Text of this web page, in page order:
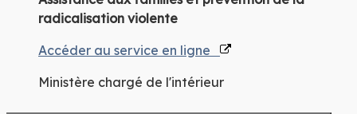
radicalisation violente
Accéder au service en ligne
Ministère chargé de l'intérieur